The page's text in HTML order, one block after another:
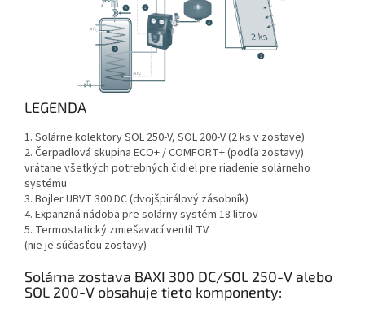
LEGENDA
1. Solárne kolektory SOL 250-V, SOL 200-V (2 ks v zostave)
2. Čerpadlová skupina ECO+ / COMFORT+ (podľa zostavy)
vrátane všetkých potrebných čidiel pre riadenie solárneho
systému
3. Bojler UBVT 300 DC (dvojšpirálový zásobník)
4. Expanzná nádoba pre solárny systém 18 litrov
5. Termostatický zmiešavací ventil TV
(nie je súčasťou zostavy)
Solárna zostava BAXI 300 DC/SOL 250-V alebo
SOL 200-V obsahuje tieto komponenty: